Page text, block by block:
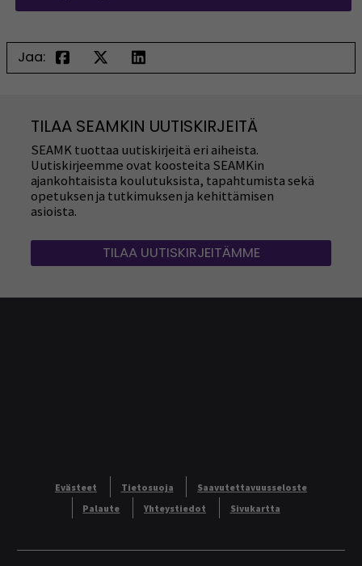
Jaa:
TILAA SEAMKIN UUTISKIRJEITÄ
SEAMK tuottaa uutiskirjeitä eri aiheista.
Uutiskirjeemme ovat koosteita SEAMKin
ajankohtaisista koulutuksista, tapahtumista sekä
opetuksen ja tutkimuksen ja kehittämisen
asioista.
TILAA UUTISKIRJEITÄMME
Evästeet Tietosuoja
Saavutettavuusseloste
Palaute
Yhteystiedot Sivukartta